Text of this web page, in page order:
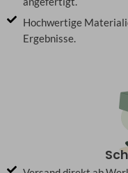
Hochwertige
Ergebnisse.